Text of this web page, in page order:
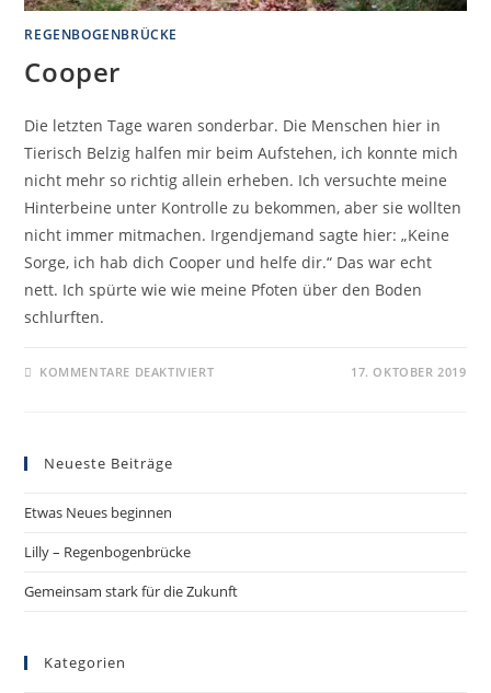
REGENBOGENBRÜCKE
Cooper
Die letzten Tage waren sonderbar. Die Menschen hier in
Tierisch Belzig halfen mir beim Aufstehen, ich konnte mich
nicht mehr so richtig allein erheben. Ich versuchte meine
Hinterbeine unter Kontrolle zu bekommen, aber sie wollten
nicht immer mitmachen. Irgendjemand sagte hier: „Keine
Sorge, ich hab dich Cooper und helfe dir.“ Das war echt
nett. Ich spürte wie wie meine Pfoten über den Boden
schlurften.
KOMMENTARE DEAKTIVIERT 17. OKTOBER 2019
Neueste Beiträge
Etwas Neues beginnen
Lilly – Regenbogenbrücke
Gemeinsam stark für die Zukunft
Kategorien